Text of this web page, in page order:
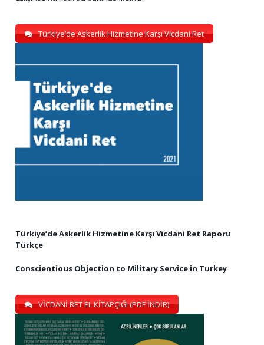
Türkiye’de Askerlik Hizmetine Karşı Vicdani Ret
Türkiye’de Askerlik Hizmetine Karşı Vicdani Ret Raporu
Türkçe
Conscientious Objection to Military Service in Turkey
VİCDANİ RET EL KİTAPÇIĞI (PDF İNDİR)